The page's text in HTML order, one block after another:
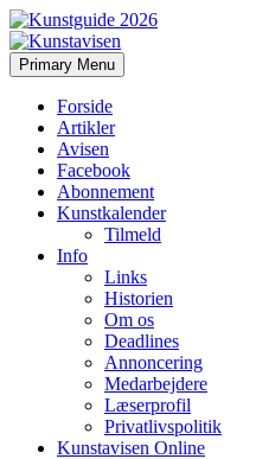
Kunstavisen
Search
Primary Menu Skip
to
Forside
Artikler
Avisen
Facebook
Abonnement
Kunstkalender
Tilmeld
Info
Links
Historien
Om os
Deadlines
Annoncering
Medarbejdere
Læserprofil
Privatlivspolitik
Kunstavisen Online